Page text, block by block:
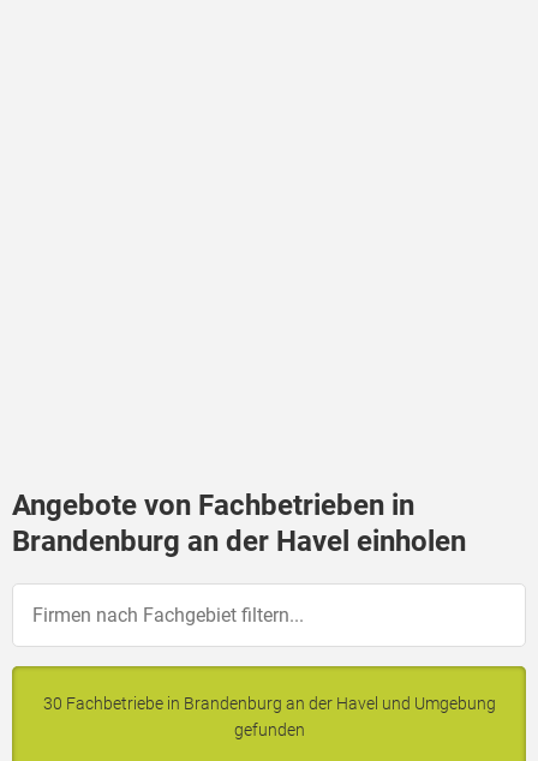
Angebote von Fachbetrieben in
Brandenburg an der Havel einholen
30 Fachbetriebe in Brandenburg an der Havel und Umgebung
gefunden